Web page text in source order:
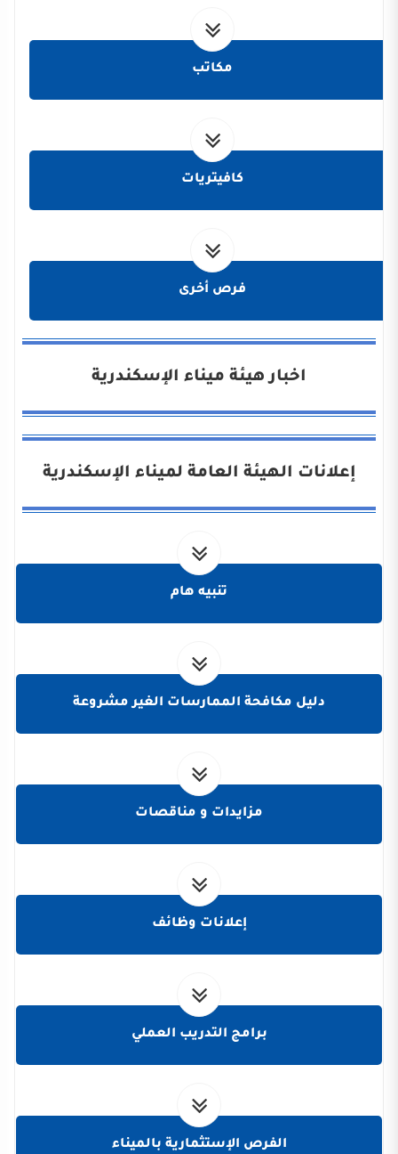
مكاتب
كافيتريات
فرص أخرى
اخبار هيئة ميناء الإسكندرية
إعلانات الهيئة العامة لميناء الإسكندرية
تنبيه هام
دليل مكافحة الممارسات الغير مشروعة
مزايدات و مناقصات
إعلانات وظائف
برامج التدريب العملي
الفرص الإستثمارية بالميناء